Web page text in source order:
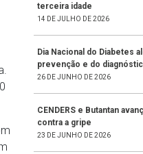
terceira idade
14 DE JULHO DE 2026
Dia Nacional do Diabetes
prevenção e do
26 DE JUNHO DE 2026
CENDERS e Butantan
contra a gripe
23 DE JUNHO DE 2026